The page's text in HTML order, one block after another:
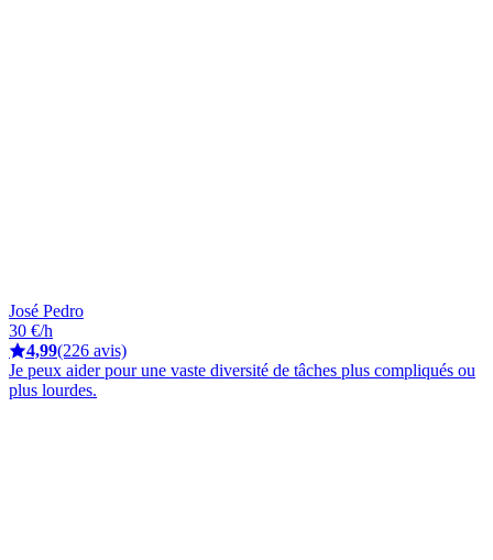
José Pedro
30 €/h
4,99(226 avis)
Je peux aider pour une vaste diversité de tâches plus compliqués ou
plus lourdes.